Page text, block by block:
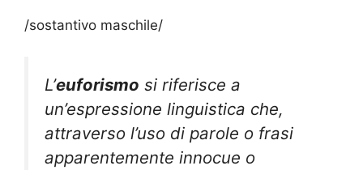
/sostantivo maschile/
L’euforismo si riferisce a
un’espressione linguistica che,
attraverso l’uso di parole o frasi
apparentemente innocue o